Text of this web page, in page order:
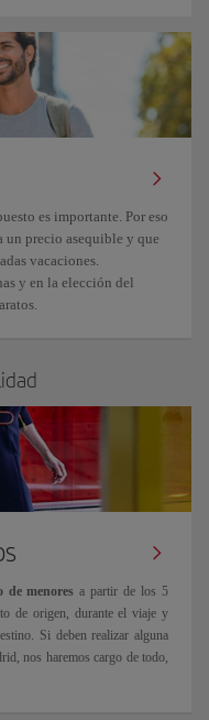
es importante. Por eso
un precio asequible y que
vacaciones.
y en la elección del
de menores a partir de los 5
de origen, durante el viaje y
Si deben realizar alguna
nos haremos cargo de todo,